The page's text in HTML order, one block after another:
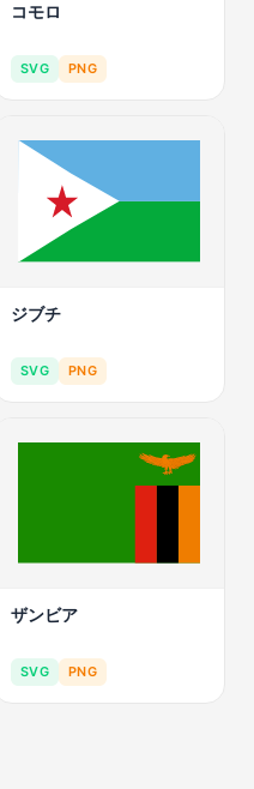
コモロ
SVG PNG
ジブチ
SVG PNG
ザンビア
SVG PNG